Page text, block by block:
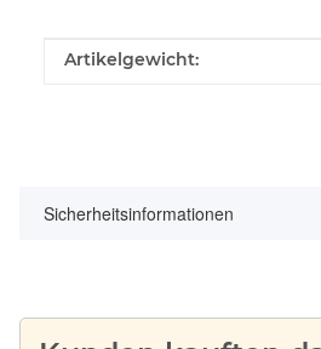
Produkteigenschaft
Wert
Artikelgewicht:
Sicherheitsinformationen